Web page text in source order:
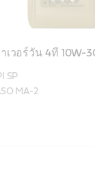
าเวอร์วัน 4ที 10W-
SP